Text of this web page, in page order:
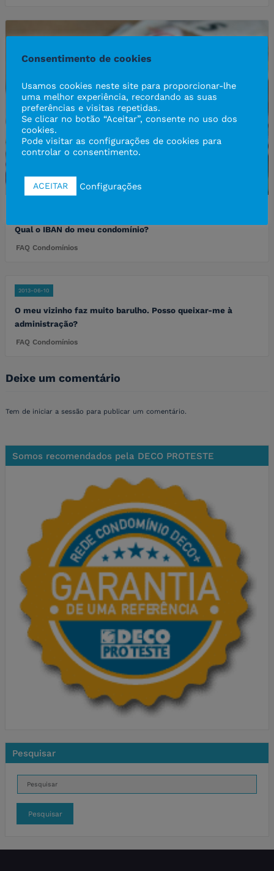
Qual o IBAN do meu condomínio?
FAQ Condomínios
2013-06-10
O meu vizinho faz muito barulho. Posso queixar-me à
administração?
FAQ Condomínios
Deixe um comentário
Tem de iniciar a sessão para publicar um comentário.
Somos recomendados pela DECO PROTESTE
Pesquisar
Pesquisar
Consentimento de cookies
Usamos cookies neste site para proporcionar-lhe
uma melhor experiência, recordando as suas
preferências e visitas repetidas.
Se clicar no botão “Aceitar”, consente no uso dos
cookies.
Pode visitar as configurações de cookies para
controlar o consentimento.
ACEITAR Configurações